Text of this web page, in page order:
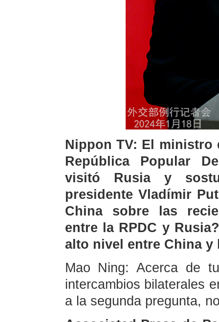
Nippon TV: El ministro
República Popular
visitó Rusia y
presidente Vladímir
China sobre las
entre la RPDC y
alto nivel entre China y
Mao Ning: Acerca de
intercambios bilaterales
a la segunda pregunta,